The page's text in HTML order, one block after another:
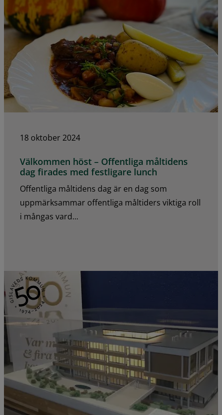
18 oktober 2024
Välkommen höst – Offentliga måltidens
dag firades med festligare lunch
Offentliga måltidens dag är en dag som
uppmärksammar offentliga måltiders viktiga roll
i mångas vard...